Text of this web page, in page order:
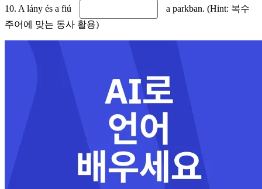
10. A lány és a fiú
a parkban. (Hint: 복수
주어에 맞는 동사 활용)